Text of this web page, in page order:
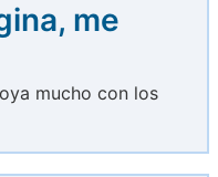
me
mucho con los